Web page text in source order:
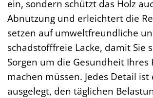
ein, sondern schützt das Holz
Abnutzung und erleichtert die
setzen auf umweltfreundliche
schadstofffreie Lacke, damit Sie
Sorgen um die Gesundheit Ihres
machen müssen. Jedes Detail
ausgelegt, den täglichen